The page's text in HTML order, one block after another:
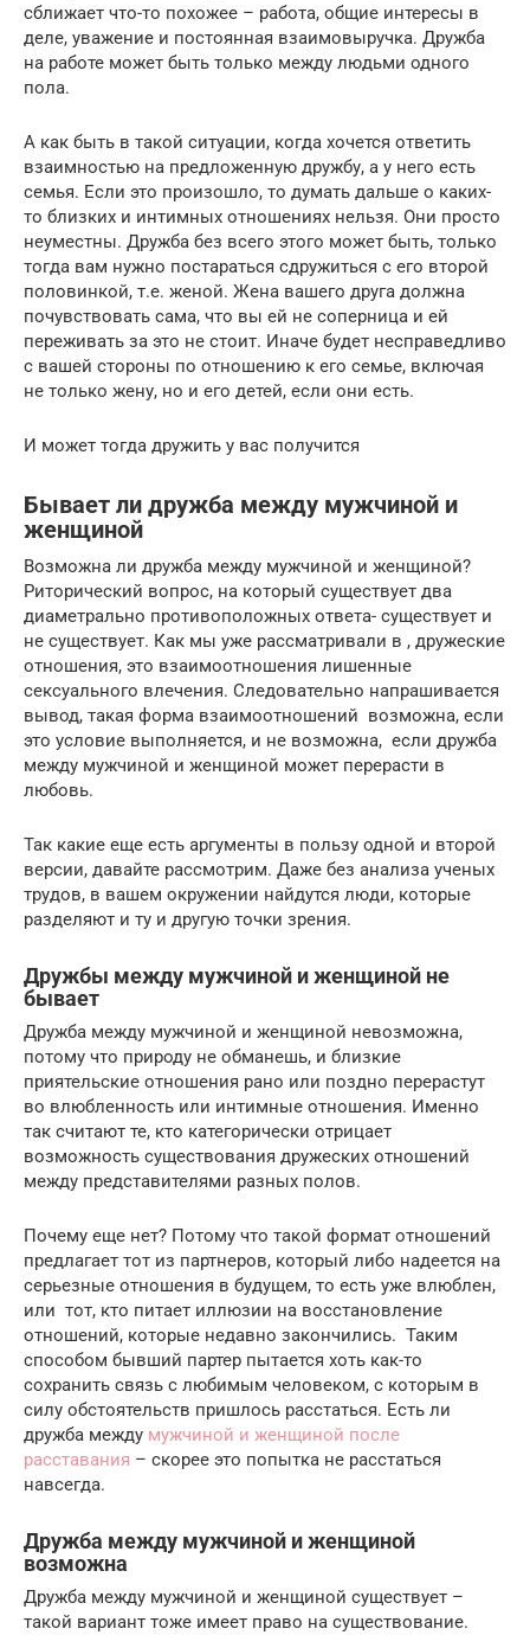
сближает что-то похожее – работа, общие интересы в
деле, уважение и постоянная взаимовыручка. Дружба
на работе может быть только между людьми одного
пола.
А как быть в такой ситуации, когда хочется ответить
взаимностью на предложенную дружбу, а у него есть
семья. Если это произошло, то думать дальше о каких-
то близких и интимных отношениях нельзя. Они просто
неуместны. Дружба без всего этого может быть, только
тогда вам нужно постараться сдружиться с его второй
половинкой, т.е. женой. Жена вашего друга должна
почувствовать сама, что вы ей не соперница и ей
переживать за это не стоит. Иначе будет несправедливо
с вашей стороны по отношению к его семье, включая
не только жену, но и его детей, если они есть.
И может тогда дружить у вас получится
Бывает ли дружба между мужчиной и
женщиной
Возможна ли дружба между мужчиной и женщиной?
Риторический вопрос, на который существует два
диаметрально противоположных ответа- существует и
не существует. Как мы уже рассматривали в , дружеские
отношения, это взаимоотношения лишенные
сексуального влечения. Следовательно напрашивается
вывод, такая форма взаимоотношений возможна, если
это условие выполняется, и не возможна, если дружба
между мужчиной и женщиной может перерасти в
любовь.
Так какие еще есть аргументы в пользу одной и второй
версии, давайте рассмотрим. Даже без анализа ученых
трудов, в вашем окружении найдутся люди, которые
разделяют и ту и другую точки зрения.
Дружбы между мужчиной и женщиной не
бывает
Дружба между мужчиной и женщиной невозможна,
потому что природу не обманешь, и близкие
приятельские отношения рано или поздно перерастут
во влюбленность или интимные отношения. Именно
так считают те, кто категорически отрицает
возможность существования дружеских отношений
между представителями разных полов.
Почему еще нет? Потому что такой формат отношений
предлагает тот из партнеров, который либо надеется на
серьезные отношения в будущем, то есть уже влюблен,
или тот, кто питает иллюзии на восстановление
отношений, которые недавно закончились. Таким
способом бывший партер пытается хоть как-то
сохранить связь с любимым человеком, с которым в
силу обстоятельств пришлось расстаться. Есть ли
дружба между мужчиной и женщиной после
расставания – скорее это попытка не расстаться
навсегда.
Дружба между мужчиной и женщиной
возможна
Дружба между мужчиной и женщиной существует –
такой вариант тоже имеет право на существование.